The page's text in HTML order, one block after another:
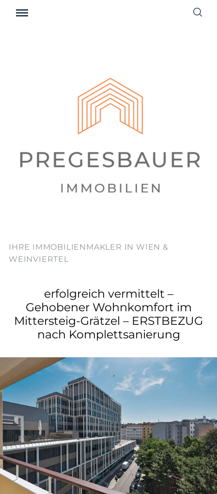
IHRE IMMOBILIENMAKLER IN WIEN &
WEINVIERTEL
erfolgreich vermittelt –
Gehobener Wohnkomfort im
Mittersteig-Grätzel – ERSTBEZUG
nach Komplettsanierung